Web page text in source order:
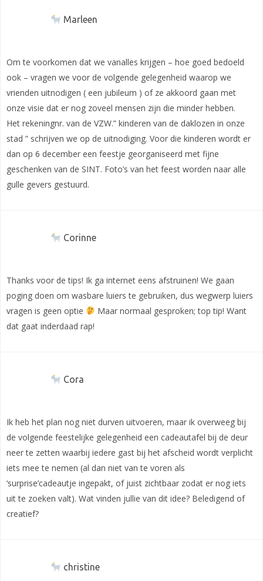
Marleen
Om te voorkomen dat we vanalles krijgen – hoe goed bedoeld
ook – vragen we voor de volgende gelegenheid waarop we
vrienden uitnodigen ( een jubileum ) of ze akkoord gaan met
onze visie dat er nog zoveel mensen zijn die minder hebben.
Het rekeningnr. van de VZW.” kinderen van de daklozen in onze
stad ” schrijven we op de uitnodiging. Voor die kinderen wordt er
dan op 6 december een feestje georganiseerd met fijne
geschenken van de SINT. Foto’s van het feest worden naar alle
gulle gevers gestuurd.
Corinne
Thanks voor de tips! Ik ga internet eens afstruinen! We gaan
poging doen om wasbare luiers te gebruiken, dus wegwerp luiers
vragen is geen optie
Maar normaal gesproken; top tip! Want
dat gaat inderdaad rap!
Cora
Ik heb het plan nog niet durven uitvoeren, maar ik overweeg bij
de volgende feestelijke gelegenheid een cadeautafel bij de deur
neer te zetten waarbij iedere gast bij het afscheid wordt verplicht
iets mee te nemen (al dan niet van te voren als
‘surprise’cadeautje ingepakt, of juist zichtbaar zodat er nog iets
uit te zoeken valt). Wat vinden jullie van dit idee? Beledigend of
creatief?
christine